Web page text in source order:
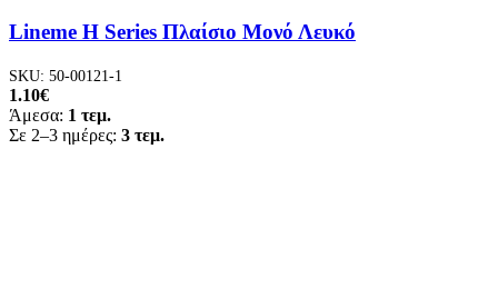
Lineme H Series Πλαίσιο Μονό Λευκό
SKU: 50-00121-1
1.10€
Άμεσα: 1 τεμ.
Σε 2–3 ημέρες: 3 τεμ.